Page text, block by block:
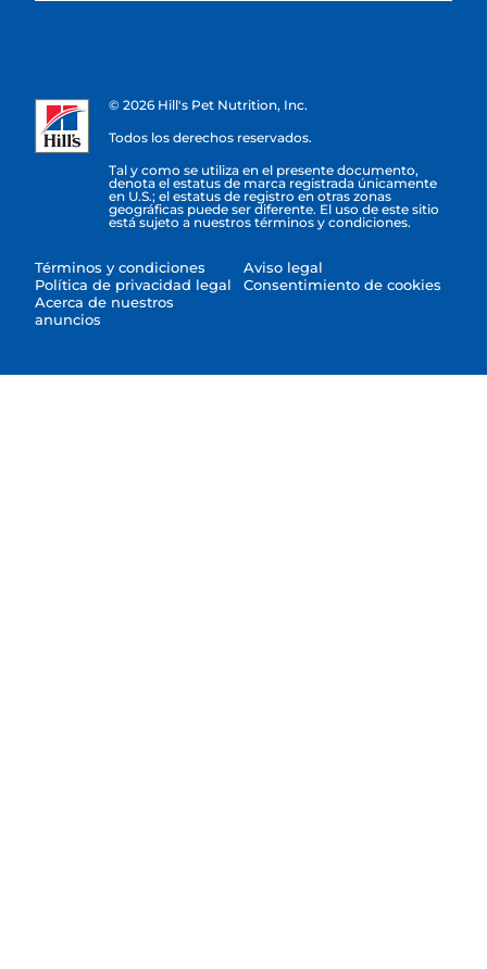
© 2026 Hill's Pet Nutrition, Inc.
Todos los derechos reservados.
Tal y como se utiliza en el presente documento,
denota el estatus de marca registrada únicamente
en U.S.; el estatus de registro en otras zonas
geográficas puede ser diferente. El uso de este sitio
está sujeto a nuestros términos y condiciones.
Términos y condiciones
Política de privacidad legal
Acerca de nuestros
anuncios
Aviso legal
Consentimiento de cookies